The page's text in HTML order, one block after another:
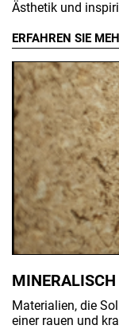
Ästhetik und
ERFAHREN SIE
MINERALISCH
Materialien, die
einer rauen und